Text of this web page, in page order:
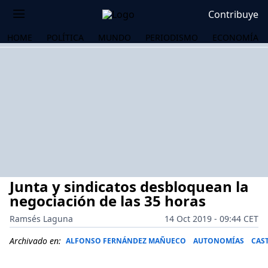
Contribuye
HOME POLÍTICA MUNDO PERIODISMO ECONOMÍA
Junta y sindicatos desbloquean la
negociación de las 35 horas
Ramsés Laguna
14 Oct 2019 - 09:44 CET
Archivado en: ALFONSO FERNÁNDEZ MAÑUECO AUTONOMÍAS